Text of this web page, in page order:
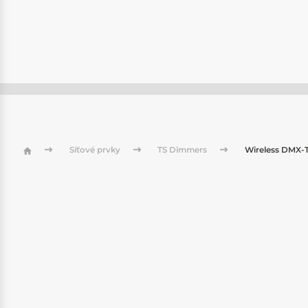
Síťové prvky TS Dimmers Wireless DMX-